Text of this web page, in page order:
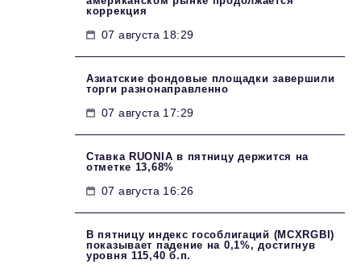
коррекция
07 августа 18:29
Азиатские фондовые площадки завершили
торги разнонаправленно
07 августа 17:29
Ставка RUONIA в пятницу держится на
отметке 13,68%
07 августа 16:26
В пятницу индекс гособлигаций (MCXRGBI)
показывает падение на 0,1%, достигнув
уровня 115,40 б.п.